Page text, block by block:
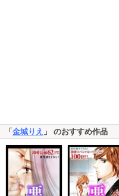
「 金城りえ 」 のおすすめ作品